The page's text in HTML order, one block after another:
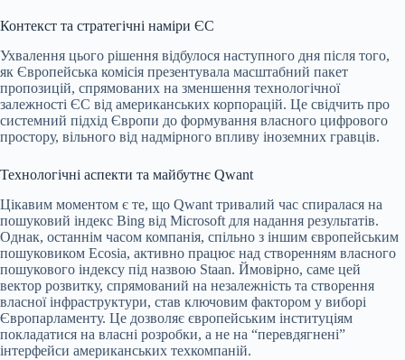
Контекст та стратегічні наміри ЄС
Ухвалення цього рішення відбулося наступного дня після того,
як Європейська комісія презентувала масштабний пакет
пропозицій, спрямованих на зменшення технологічної
залежності ЄС від американських корпорацій. Це свідчить про
системний підхід Європи до формування власного цифрового
простору, вільного від надмірного впливу іноземних гравців.
Технологічні аспекти та майбутнє Qwant
Цікавим моментом є те, що Qwant тривалий час спиралася на
пошуковий індекс Bing від Microsoft для надання результатів.
Однак, останнім часом компанія, спільно з іншим європейським
пошуковиком Ecosia, активно працює над створенням власного
пошукового індексу під назвою Staan. Ймовірно, саме цей
вектор розвитку, спрямований на незалежність та створення
власної інфраструктури, став ключовим фактором у виборі
Європарламенту. Це дозволяє європейським інституціям
покладатися на власні розробки, а не на “перевдягнені”
інтерфейси американських техкомпаній.